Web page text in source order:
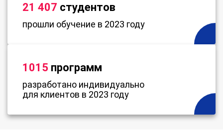
21 407 студентов
прошли обучение в 2023 году
1015 программ
разработано индивидуально
для клиентов в 2023 году